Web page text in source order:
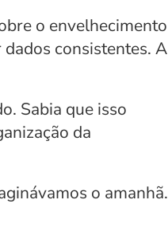
o envelhecimento
consistentes. A
Sabia que isso
da
o amanhã.